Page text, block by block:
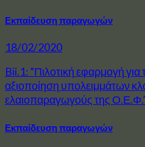
Εκπαίδευση παραγωγών
18/02/2020
Bii.1: ”Πιλοτική εφαρμογή για
αξιοποίηση υπολειμμάτων
ελαιοπαραγωγούς της Ο.Ε.Φ.”
Εκπαίδευση παραγωγών